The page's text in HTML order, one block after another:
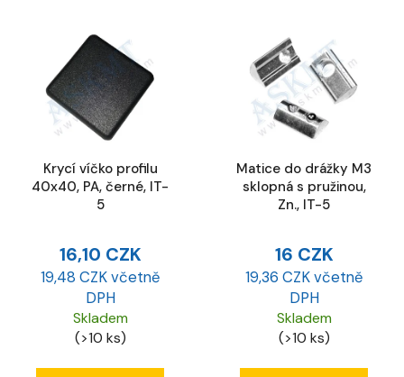
Krycí víčko profilu
40x40, PA, černé, IT-
5
16,10 CZK
19,48 CZK včetně
DPH
Skladem
(>10 ks)
Matice do drážky M3
sklopná s pružinou,
Zn., IT-5
16 CZK
19,36 CZK včetně
DPH
Skladem
(>10 ks)